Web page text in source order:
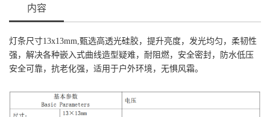
内容
灯条尺寸13x13mm,甄选高透光硅胶，提升亮度，发光均匀，柔韧性
强，解决各种嵌入式曲线造型疑难，耐阻燃，安全密封，防水低压
安全可靠，抗老化强，适用于户外环境，无惧风霜。